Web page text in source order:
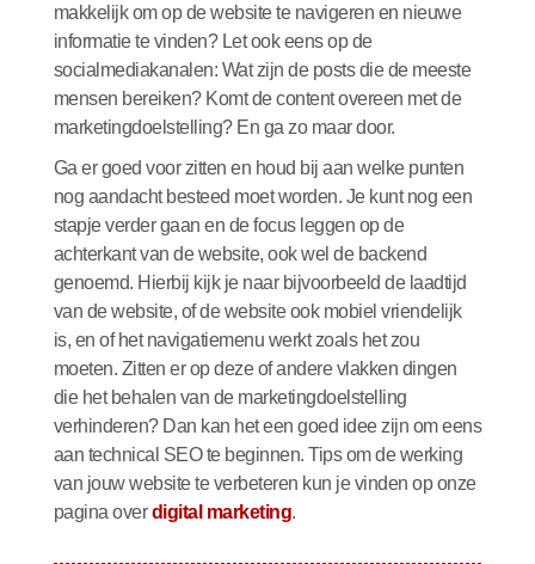
makkelijk om op de website te navigeren en nieuwe
informatie te vinden? Let ook eens op de
socialmediakanalen: Wat zijn de posts die de meeste
mensen bereiken? Komt de content overeen met de
marketingdoelstelling? En ga zo maar door.
Ga er goed voor zitten en houd bij aan welke punten
nog aandacht besteed moet worden. Je kunt nog een
stapje verder gaan en de focus leggen op de
achterkant van de website, ook wel de backend
genoemd. Hierbij kijk je naar bijvoorbeeld de laadtijd
van de website, of de website ook mobiel vriendelijk
is, en of het navigatiemenu werkt zoals het zou
moeten. Zitten er op deze of andere vlakken dingen
die het behalen van de marketingdoelstelling
verhinderen? Dan kan het een goed idee zijn om eens
aan technical SEOte beginnen. Tips om de werking
van jouw website te verbeteren kun je vinden op onze
pagina overdigital marketing.